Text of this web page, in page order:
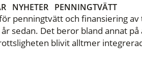
NYHETER PENNINGTVÄTT
penningtvätt och finansiering
sedan. Det beror bland annat
blivit alltmer